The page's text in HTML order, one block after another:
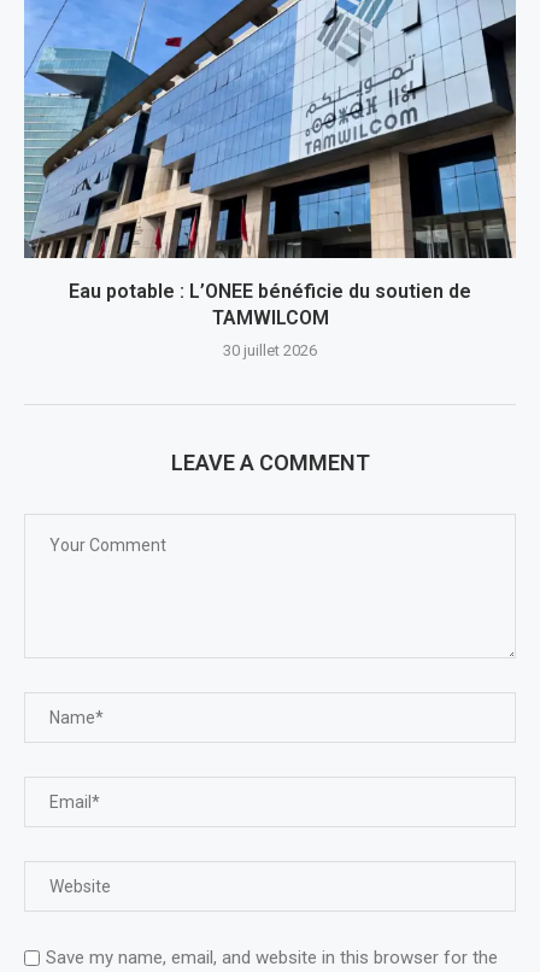
Eau potable : L’ONEE bénéficie du soutien de
TAMWILCOM
30 juillet 2026
LEAVE A COMMENT
Save my name, email, and website in this browser for the